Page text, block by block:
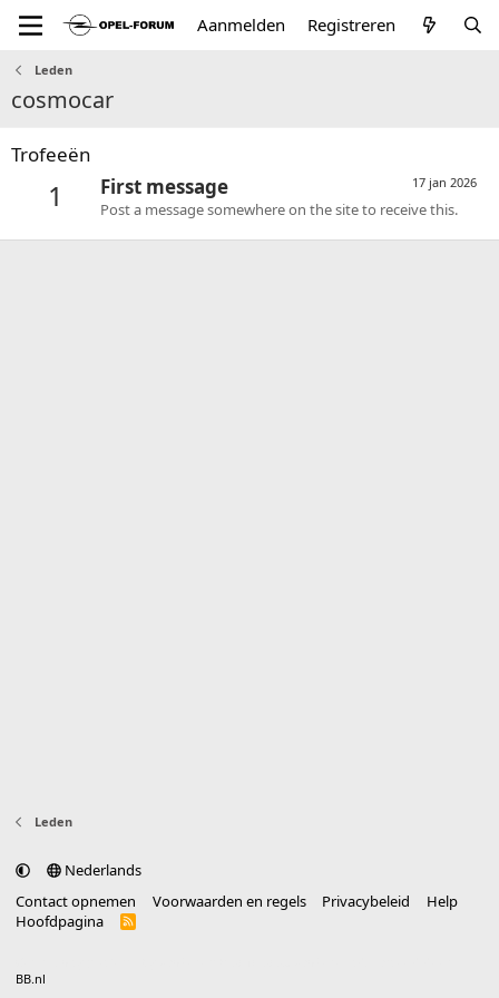
Aanmelden Registreren
Leden
cosmocar
Trofeeën
1 17 jan 2026
First message
Post a message somewhere on the site to receive this.
Leden
Nederlands
Contact opnemen
Voorwaarden en regels Privacybeleid
Help
Hoofdpagina
R
BB.nl